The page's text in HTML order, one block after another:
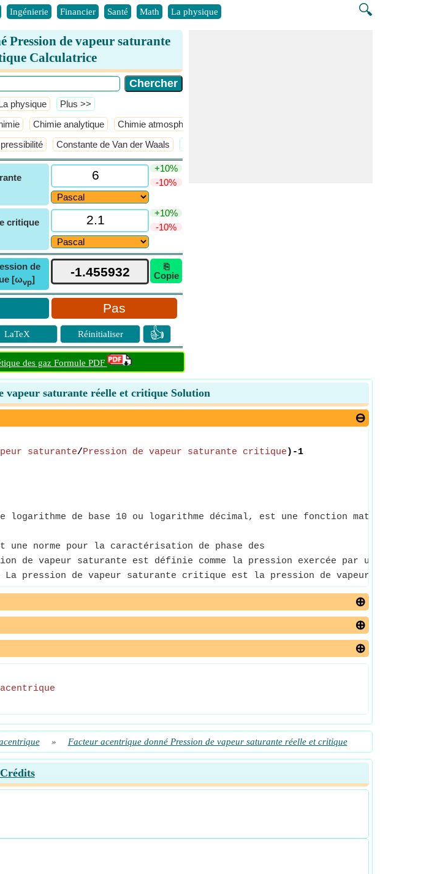
🔍
Ingénierie Financier Santé Math La physique
Pression de vapeur saturante
Calculatrice
physique ​Plus >>
Chimie analytique Chimie atmosphérique
Constante de Van der Waals
+10%
-10%
critique
+10%
-10%
de
[ωvp]
⎘
Copie
Pas
LaTeX Réinitialiser 👍
des gaz Formule PDF
vapeur saturante réelle et critique Solution
saturante/Pression de vapeur saturante critique )-1
logarithme de base 10 ou logarithme décimal, est une fonction
une norme pour la caractérisation de phase des
de vapeur saturante est définie comme la pression exercée par une vapeur
La pression de vapeur saturante critique est la pression de vapeur
» Facteur acentrique donné Pression de vapeur saturante réelle et critique
Crédits